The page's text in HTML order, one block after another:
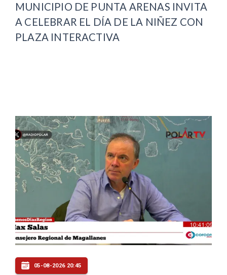
MUNICIPIO DE PUNTA ARENAS INVITA
A CELEBRAR EL DÍA DE LA NIÑEZ CON
PLAZA INTERACTIVA
05-08-2026 20:45